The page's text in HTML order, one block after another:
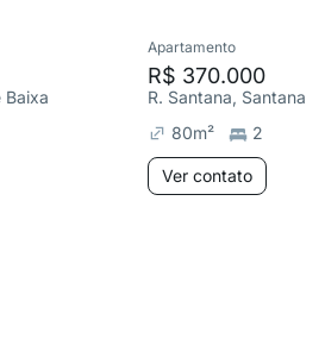
Baixa
Apartamento
R$ 370.000
R. Santana, Santana
80m² 2
Ver contato